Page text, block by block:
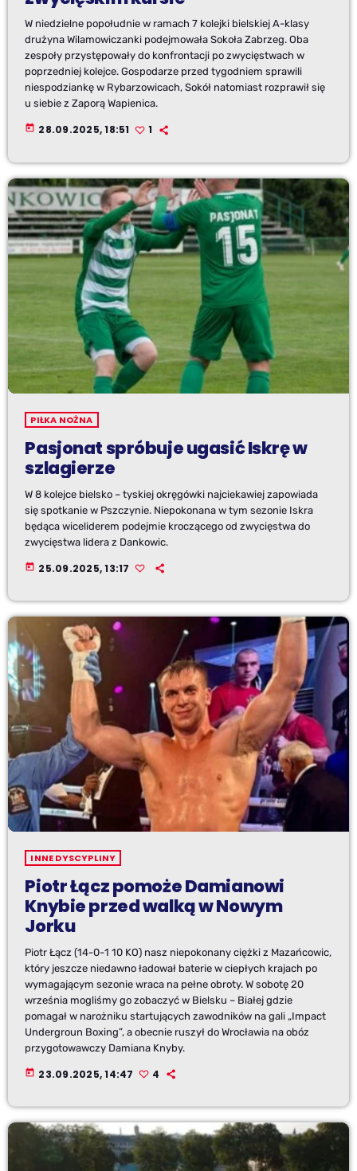
W niedzielne popołudnie w ramach 7 kolejki bielskiej A-klasy
drużyna Wilamowiczanki podejmowała Sokoła Zabrzeg. Oba
zespoły przystępowały do konfrontacji po zwycięstwach w
poprzedniej kolejce. Gospodarze przed tygodniem sprawili
niespodziankę w Rybarzowicach, Sokół natomiast rozprawił się
u siebie z Zaporą Wapienica.
today 28.09.2025, 18:51 1
PIŁKA NOŻNA
Pasjonat spróbuje ugasić Iskrę w
szlagierze
W 8 kolejce bielsko – tyskiej okręgówki najciekawiej zapowiada
się spotkanie w Pszczynie. Niepokonana w tym sezonie Iskra
będąca wiceliderem podejmie kroczącego od zwycięstwa do
zwycięstwa lidera z Dankowic.
today 25.09.2025, 13:17
INNE DYSCYPLINY
Piotr Łącz pomoże Damianowi
Knybie przed walką w Nowym
Jorku
Piotr Łącz (14-0-1 10 KO) nasz niepokonany ciężki z Mazańcowic,
który jeszcze niedawno ładował baterie w ciepłych krajach po
wymagającym sezonie wraca na pełne obroty. W sobotę 20
września mogliśmy go zobaczyć w Bielsku – Białej gdzie
pomagał w narożniku startujących zawodników na gali „Impact
Undergroun Boxing”, a obecnie ruszył do Wrocławia na obóz
przygotowawczy Damiana Knyby.
today 23.09.2025, 14:47 4